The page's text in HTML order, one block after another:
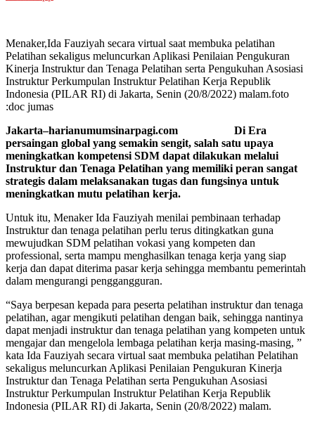
Menaker,Ida Fauziyah secara virtual saat membuka pelatihan
Pelatihan sekaligus meluncurkan Aplikasi Penilaian Pengukuran
Kinerja Instruktur dan Tenaga Pelatihan serta Pengukuhan Asosiasi
Instruktur Perkumpulan Instruktur Pelatihan Kerja Republik
Indonesia (PILAR RI) di Jakarta, Senin (20/8/2022) malam.foto
:doc jumas
Jakarta–harianumumsinarpagi.com Di Era
persaingan global yang semakin sengit, salah satu upaya
meningkatkan kompetensi SDM dapat dilakukan melalui
Instruktur dan Tenaga Pelatihan yang memiliki peran sangat
strategis dalam melaksanakan tugas dan fungsinya untuk
meningkatkan mutu pelatihan kerja.
Untuk itu, Menaker Ida Fauziyah menilai pembinaan terhadap
Instruktur dan tenaga pelatihan perlu terus ditingkatkan guna
mewujudkan SDM pelatihan vokasi yang kompeten dan
professional, serta mampu menghasilkan tenaga kerja yang siap
kerja dan dapat diterima pasar kerja sehingga membantu pemerintah
dalam mengurangi penggangguran.
“Saya berpesan kepada para peserta pelatihan instruktur dan tenaga
pelatihan, agar mengikuti pelatihan dengan baik, sehingga nantinya
dapat menjadi instruktur dan tenaga pelatihan yang kompeten untuk
mengajar dan mengelola lembaga pelatihan kerja masing-masing, ”
kata Ida Fauziyah secara virtual saat membuka pelatihan Pelatihan
sekaligus meluncurkan Aplikasi Penilaian Pengukuran Kinerja
Instruktur dan Tenaga Pelatihan serta Pengukuhan Asosiasi
Instruktur Perkumpulan Instruktur Pelatihan Kerja Republik
Indonesia (PILAR RI) di Jakarta, Senin (20/8/2022) malam.